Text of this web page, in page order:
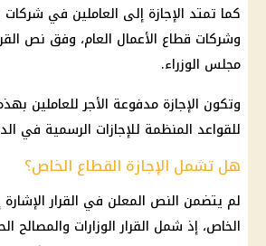
كما تمتد الإجازة إلى العاملين في شركات
وشركات قطاع الأعمال العام، وفق نص
مجلس الوزراء.
وتكون الإجازة مدفوعة الأجر للعاملين
للقواعد المنظمة للإجازات الرسمية في
هل تشمل الإجازة القطاع الخاص؟
لم يتضمن النص المعلن في القرار
الخاص، إذ شمل القرار الوزارات والمصالح